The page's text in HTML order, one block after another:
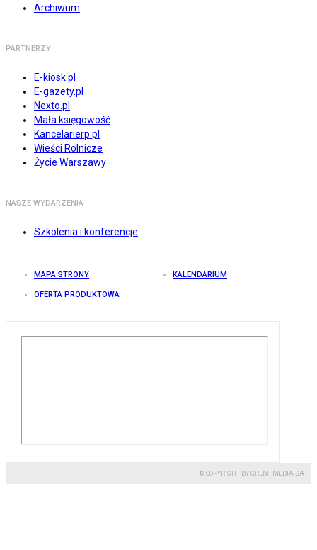
Archiwum
PARTNERZY
E-kiosk.pl
E-gazety.pl
Nexto.pl
Mała księgowość
Kancelarierp.pl
Wieści Rolnicze
Życie Warszawy
NASZE WYDARZENIA
Szkolenia i konferencje
MAPA STRONY KALENDARIUM
OFERTA PRODUKTOWA
© COPYRIGHT BY GREMI MEDIA SA